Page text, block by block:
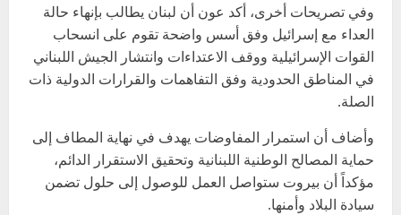
وفي تصريحات أخرى، أكد عون أن لبنان يطالب بإنهاء حالة
العداء مع إسرائيل وفق أسس واضحة تقوم على انسحاب
القوات الإسرائيلية ووقف الاعتداءات وانتشار الجيش اللبناني
في المناطق الحدودية وفق التفاهمات والقرارات الدولية ذات
الصلة.
وأضاف أن استمرار المفاوضات يهدف في نهاية المطاف إلى
حماية المصالح الوطنية اللبنانية وتحقيق الاستقرار الدائم،
مؤكداً أن بيروت ستواصل العمل للوصول إلى حلول تضمن
سيادة البلاد وأمنها.